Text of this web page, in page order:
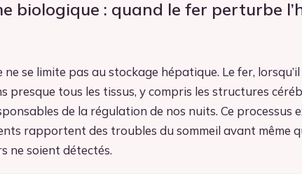
biologique : quand le fer perturbe
ne se limite pas au stockage hépatique. Le fer,
presque tous les tissus, y compris les structures
de la régulation de nos nuits. Ce processus
rapportent des troubles du sommeil avant même
ne soient détectés.